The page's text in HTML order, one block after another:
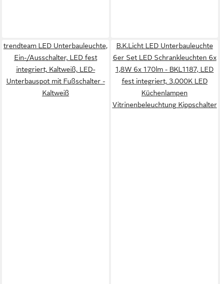
trendteam LED Unterbauleuchte,
Ein-/Ausschalter, LED fest
integriert, Kaltweiß, LED-
Unterbauspot mit Fußschalter -
Kaltweiß
B.K.Licht LED Unterbauleuchte
6er Set LED Schrankleuchten 6x
1,8W 6x 170lm - BKL1187, LED
fest integriert, 3.000K LED
Küchenlampen
Vitrinenbeleuchtung Kippschalter